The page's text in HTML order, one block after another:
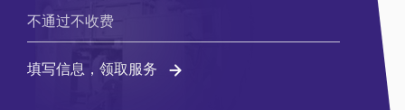
不通过不收费
填写信息，领取服务